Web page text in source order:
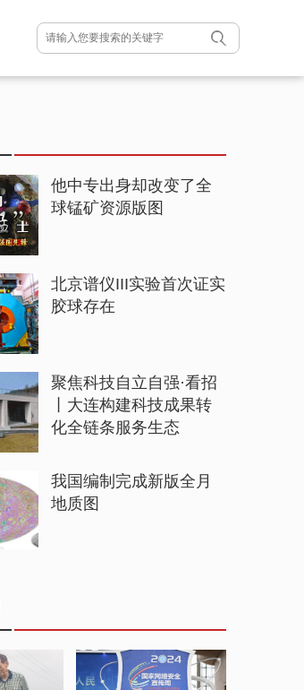
他中专出身却改变了全
球锰矿资源版图
北京谱仪III实验首次证实
胶球存在
聚焦科技自立自强·看招
丨大连构建科技成果转
化全链条服务生态
我国编制完成新版全月
地质图